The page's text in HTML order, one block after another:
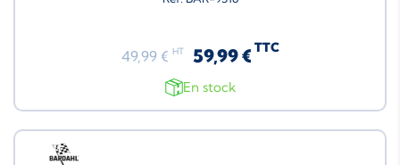
49,99 € HT 59,99 € TTC
En stock
Neuf